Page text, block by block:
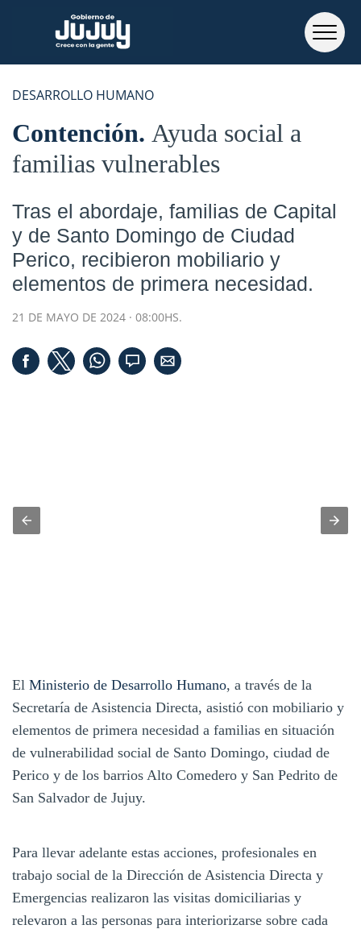
DESARROLLO HUMANO
Contención Ayuda social a
familias vulnerables
Tras el abordaje, familias de Capital
y de Santo Domingo de Ciudad
Perico, recibieron mobiliario y
elementos de primera necesidad.
21 DE MAYO DE 2024 · 08:00HS.
El Ministerio de Desarrollo Humano, a través de la
Secretaría de Asistencia Directa, asistió con mobiliario y
elementos de primera necesidad a familias en situación
de vulnerabilidad social de Santo Domingo, ciudad de
Perico y de los barrios Alto Comedero y San Pedrito de
San Salvador de Jujuy.
Para llevar adelante estas acciones, profesionales en
trabajo social de la Dirección de Asistencia Directa y
Emergencias realizaron las visitas domiciliarias y
relevaron a las personas para interiorizarse sobre cada